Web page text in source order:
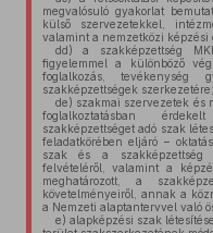
megvalósuló gyakorlat
külső szervezetekkel,
valamint a nemzetközi képzési
dd) a szakképzettség
figyelemmel a különböző
foglalkozás, tevékenység
szakképzettségek szerkezetére;
de) szakmai szervezetek és
foglalkoztatásban
szakképzettséget adó szak
feladatkörében eljáró –
szak és a szakképzettség
felvételéről, valamint a
meghatározott, a
követelményeiről, annak a
a Nemzeti alaptantervvel való
e) alapképzési szak